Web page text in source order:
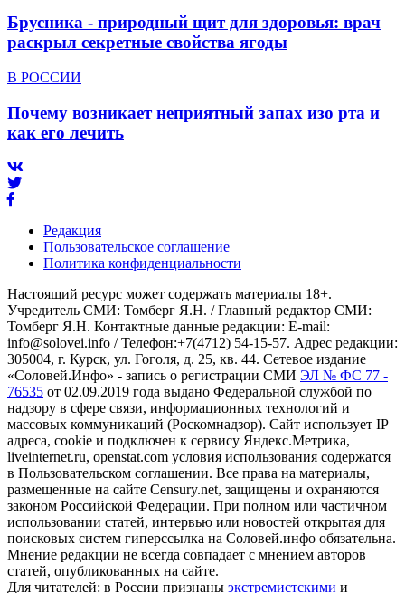
Брусника - природный щит для здоровья: врач
раскрыл секретные свойства ягоды
В РОССИИ
Почему возникает неприятный запах изо рта и
как его лечить
Редакция
Пользовательское соглашение
Политика конфиденциальности
Настоящий ресурс может содержать материалы 18+.
Учредитель СМИ: Томберг Я.Н. / Главный редактор СМИ:
Томберг Я.Н. Контактные данные редакции: E-mail:
info@solovei.info / Телефон:+7(4712) 54-15-57. Адрес редакции:
305004, г. Курск, ул. Гоголя, д. 25, кв. 44. Сетевое издание
«Соловей.Инфо» - запись о регистрации СМИ ЭЛ № ФС 77 -
76535 от 02.09.2019 года выдано Федеральной службой по
надзору в сфере связи, информационных технологий и
массовых коммуникаций (Роскомнадзор). Сайт использует IP
адреса, cookie и подключен к сервису Яндекс.Метрика,
liveinternet.ru, openstat.com условия использования содержатся
в Пользовательском соглашении. Все права на материалы,
размещенные на сайте Censury.net, защищены и охраняются
законом Российской Федерации. При полном или частичном
использовании статей, интервью или новостей открытая для
поисковых систем гиперссылка на Соловей.инфо обязательна.
Мнение редакции не всегда совпадает с мнением авторов
статей, опубликованных на сайте.
Для читателей: в России признаны экстремистскими и